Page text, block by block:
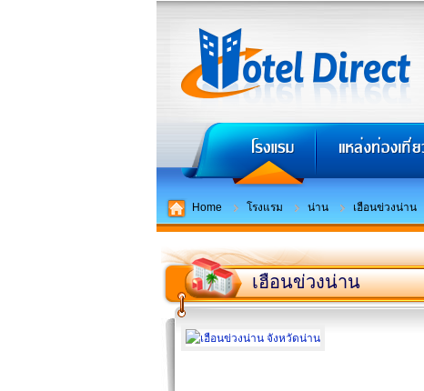
Home โรงแรม น่าน เฮือนข่วงน่าน
เฮือนข่วงน่าน